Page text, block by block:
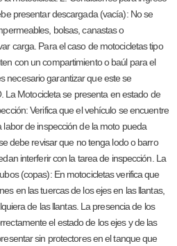
presentar descargada (vacía): No se
bolsas, canastas o
carga. Para el caso de motocicletas tipo
con un compartimiento o baúl para el
necesario garantizar que este se
La Motocicleta se presenta en estado de
Verifica que el vehículo se encuentre
de inspección de la moto pueda
debe revisar que no tenga lodo o barro
interferir con la tarea de inspección. La
(copas): En motocicletas verifica que
en las tuercas de los ejes en las llantas,
de las llantas. La presencia de los
el estado de los ejes y de las
sin protectores en el tanque que